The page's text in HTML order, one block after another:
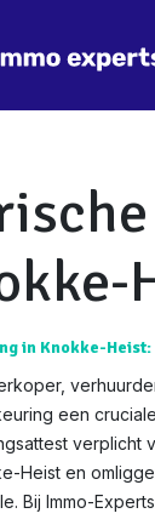
in Knokke-
een
verplicht
Heist en
Bij Immo-